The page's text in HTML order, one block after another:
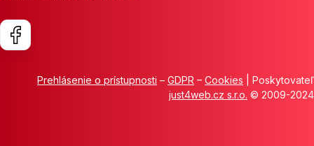
Prehlásenie o prístupnosti – GDPR – Cookies | Poskytovateľ
just4web.cz s.r.o. © 2009-2024